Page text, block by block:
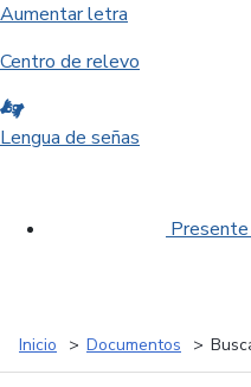
Aumentar letra
Centro de relevo
Lengua de señas
Inicio Documentos